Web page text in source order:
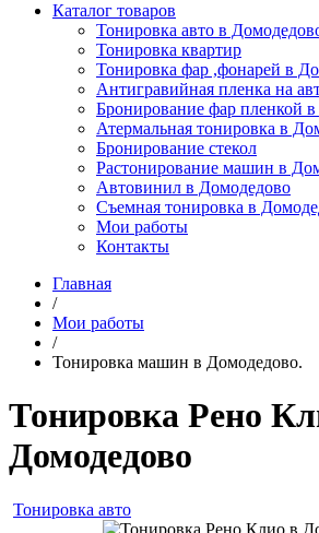
Каталог товаров
Тонировка авто в
Тонировка квартир
Тонировка фар ,фонарей в
Антигравийная пленка на
Бронирование фар пленкой
Атермальная тонировка в
Бронирование стекол
Растонирование машин в
Автовинил в Домодедово
Съемная тонировка в
Мои работы
Контакты
Главная
/
Мои работы
/
Тонировка машин в Домодедово.
Тонировка Рено
Домодедово
Тонировка авто